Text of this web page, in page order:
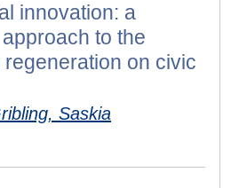
innovation: a
to the
on civic
Saskia